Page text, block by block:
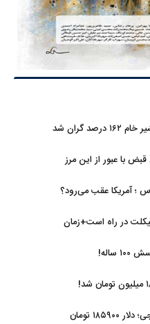
گران شد
با عبور از این مرز
؛ آمریکا عقب می‌رود؟
در راه است+زمان
تومان